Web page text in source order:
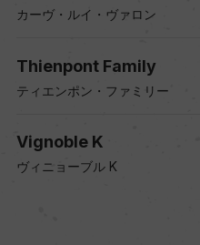
カーヴ・ルイ・ヴァロン
Thienpont Family
ティエンポン・ファミリー
Vignoble K
ヴィニョーブル K